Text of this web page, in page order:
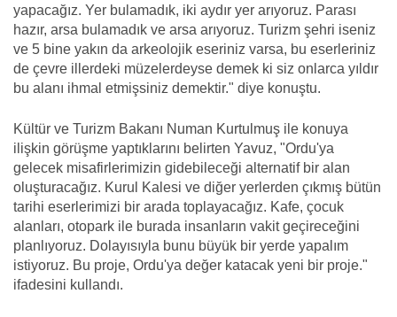
yapacağız. Yer bulamadık, iki aydır yer arıyoruz. Parası
hazır, arsa bulamadık ve arsa arıyoruz. Turizm şehri iseniz
ve 5 bine yakın da arkeolojik eseriniz varsa, bu eserleriniz
de çevre illerdeki müzelerdeyse demek ki siz onlarca yıldır
bu alanı ihmal etmişsiniz demektir." diye konuştu.
Kültür ve Turizm Bakanı Numan Kurtulmuş ile konuya
ilişkin görüşme yaptıklarını belirten Yavuz, "Ordu'ya
gelecek misafirlerimizin gidebileceği alternatif bir alan
oluşturacağız. Kurul Kalesi ve diğer yerlerden çıkmış bütün
tarihi eserlerimizi bir arada toplayacağız. Kafe, çocuk
alanları, otopark ile burada insanların vakit geçireceğini
planlıyoruz. Dolayısıyla bunu büyük bir yerde yapalım
istiyoruz. Bu proje, Ordu'ya değer katacak yeni bir proje."
ifadesini kullandı.